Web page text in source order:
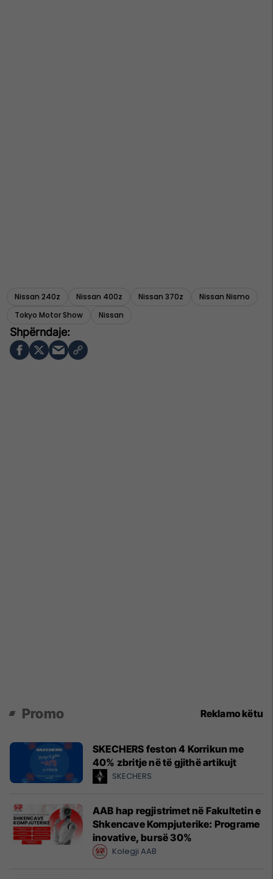
Nissan 240z Nissan 400z Nissan 370z
Nissan Nismo
Tokyo Motor Show
Nissan
Promo Reklamo këtu
SKECHERS feston 4 Korrikun me
40% zbritje në të gjithë artikujt
SKECHERS
AAB hap regjistrimet në Fakultetin e
Shkencave Kompjuterike: Programe
inovative, bursë 30%
Kolegji AAB